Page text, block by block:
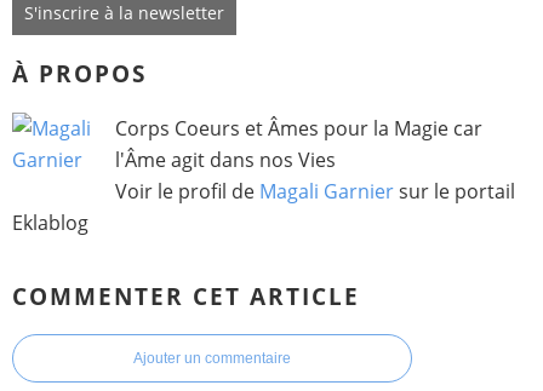
S'inscrire à la newsletter
À PROPOS
Corps Coeurs et Âmes pour la Magie car
l'Âme agit dans nos Vies
Voir le profil de Magali Garniersur le portail
Eklablog
COMMENTER CET ARTICLE
Ajouter un commentaire